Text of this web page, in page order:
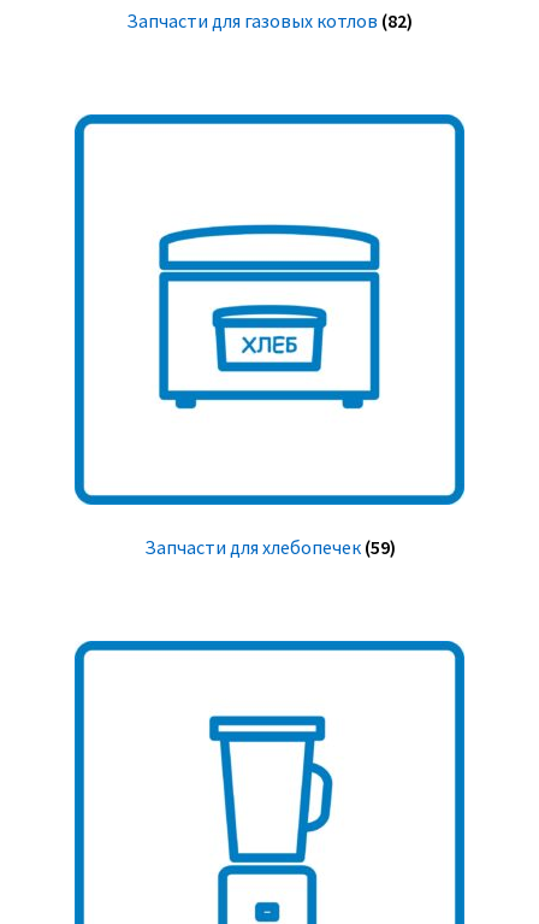
Запчасти для газовых котлов (82)
Запчасти для хлебопечек (59)